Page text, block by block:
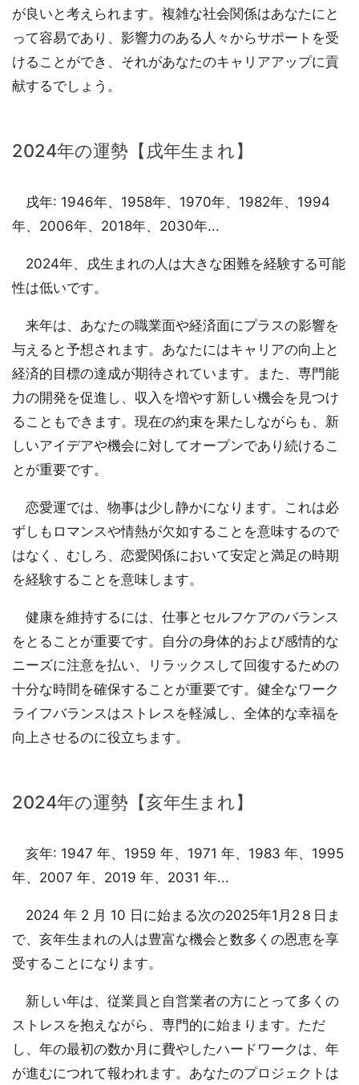
が良いと考えられます。複雑な社会関係はあなたにと
って容易であり、影響力のある人々からサポートを受
けることができ、それがあなたのキャリアアップに貢
献するでしょう。
2024年の運勢【戌年生まれ】
戌年: 1946年、1958年、1970年、1982年、1994
年、2006年、2018年、2030年...
2024年、戌生まれの人は大きな困難を経験する可能
性は低いです。
来年は、あなたの職業面や経済面にプラスの影響を
与えると予想されます。あなたにはキャリアの向上と
経済的目標の達成が期待されています。また、専門能
力の開発を促進し、収入を増やす新しい機会を見つけ
ることもできます。現在の約束を果たしながらも、新
しいアイデアや機会に対してオープンであり続けるこ
とが重要です。
恋愛運では、物事は少し静かになります。これは必
ずしもロマンスや情熱が欠如することを意味するので
はなく、むしろ、恋愛関係において安定と満足の時期
を経験することを意味します。
健康を維持するには、仕事とセルフケアのバランス
をとることが重要です。自分の身体的および感情的な
ニーズに注意を払い、リラックスして回復するための
十分な時間を確保することが重要です。健全なワーク
ライフバランスはストレスを軽減し、全体的な幸福を
向上させるのに役立ちます。
2024年の運勢【亥年生まれ】
亥年: 1947 年、1959 年、1971 年、1983 年、1995
年、2007 年、2019 年、2031 年...
2024 年 2 月 10 日に始まる次の2025年1月2８日ま
で、亥年生まれの人は豊富な機会と数多くの恩恵を享
受することになります。
新しい年は、従業員と自営業者の方にとって多くの
ストレスを抱えながら、専門的に始まります。ただ
し、年の最初の数か月に費やしたハードワークは、年
が進むにつれて報われます。あなたのプロジェクトは